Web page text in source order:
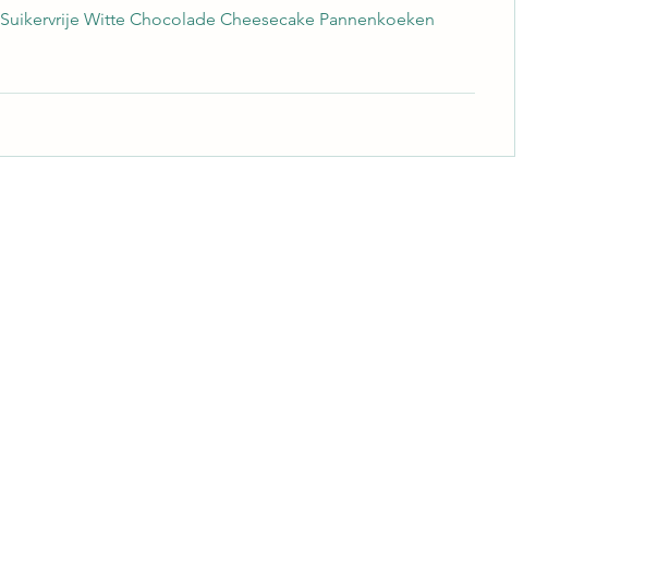
Suikervrije Witte Chocolade Cheesecake Pannenkoeken